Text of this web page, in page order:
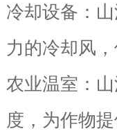
冷却设备：
力的冷却风
农业温室：
度，为作物